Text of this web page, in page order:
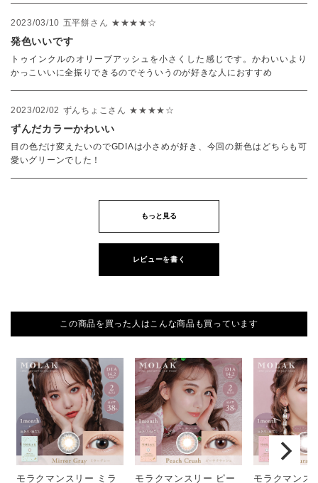
2023/03/10 五平餅さん ★★★★☆
発色いいです
トゥインクルのオリーブアッシュを小さくした感じです。かわいいより
かっこいいに全振りできるのでそういうのが好きな人におすすめ
2023/02/02 ずんちょこさん ★★★★☆
ずんだカラーかわいい
目の色だけ変えたいのでGDIAは小さめが好き、今回の新色はどちらも可
愛いグリーンでした！
もっと見る
レビューを書く
この商品を買った人はこんな商品も買っています
モラクマンスリー ミラ
モラクマンスリー ピー
モラクマンス